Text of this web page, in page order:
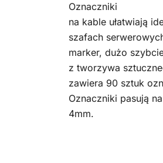
Oznaczniki
na kable ułatwiają
szafach
marker, dużo
z tworzywa
zawiera 90 sztuk
Oznaczniki pasują
4mm.